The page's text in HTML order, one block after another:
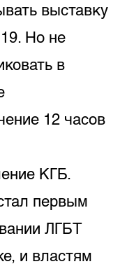
выставку
Но не
в
12 часов
КГБ.
первым
ЛГБТ
и властям